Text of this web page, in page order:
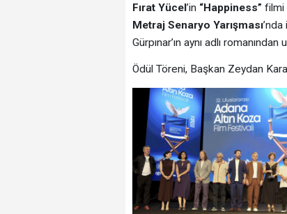
Fırat Yücel’in “Happiness” filmi
Metraj Senaryo Yarışması
Gürpınar’ın aynı adlı romanından
Ödül Töreni, Başkan Zeydan